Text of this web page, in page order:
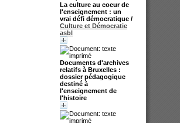
La culture au coeur de
l'enseignement : un
vrai défi démocratique /
Culture et Démocratie
asbl
Documents d'archives
relatifs à Bruxelles :
dossier pédagogique
destiné à
l'enseignement de
l'histoire